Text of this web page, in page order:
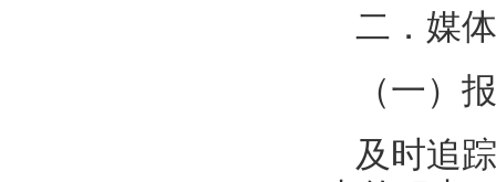
二．媒
（一）
及时追